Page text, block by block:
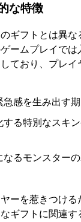
な特徴
ギフトとは異な
ームプレイで
ており、プレ
感を生み出す期
る特別なスキ
るモンスター
ーを惹きつける
ギフトに関連